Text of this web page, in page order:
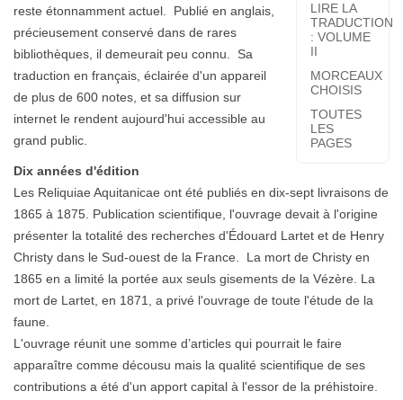
LIRE LA
TRADUCTION
: VOLUME
II
MORCEAUX
CHOISIS
TOUTES
LES
PAGES
reste étonnamment actuel. Publié en anglais,
précieusement conservé dans de rares
bibliothèques, il demeurait peu connu. Sa
traduction en français, éclairée d'un appareil
de plus de 600 notes, et sa diffusion sur
internet le rendent aujourd'hui accessible au
grand public.
Dix années d'édition
Les Reliquiae Aquitanicae ont été publiés en dix-sept livraisons de
1865 à 1875. Publication scientifique, l'ouvrage devait à l'origine
présenter la totalité des recherches d'Édouard Lartet et de Henry
Christy dans le Sud-ouest de la France. La mort de Christy en
1865 en a limité la portée aux seuls gisements de la Vézère. La
mort de Lartet, en 1871, a privé l'ouvrage de toute l'étude de la
faune.
L'ouvrage réunit une somme d’articles qui pourrait le faire
apparaître comme décousu mais la qualité scientifique de ses
contributions a été d'un apport capital à l'essor de la préhistoire.